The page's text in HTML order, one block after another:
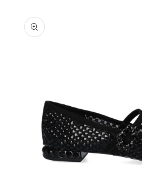
informação
do produto